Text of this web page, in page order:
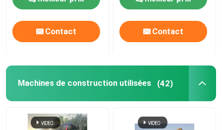
À propos de nous
Nous contacter
Contact Contact
Machines de construction utilisées (42)